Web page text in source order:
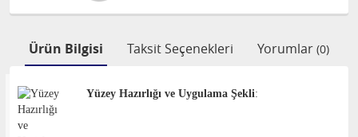
Ürün Bilgisi Taksit Seçenekleri Yorumlar (0)
Yüzey Hazırlığı ve Uygulama Şekli: